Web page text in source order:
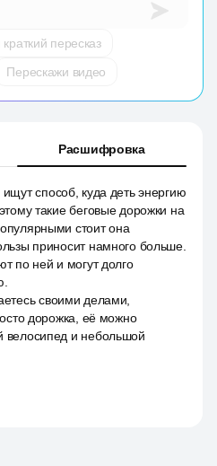
краткий пересказ
Перескажи видео
Расшифровка
способ, куда деть энергию
такие беговые дорожки на
стоит она
приносит намного больше.
по ней и могут долго
своими делами,
дорожка, её можно
велосипед и небольшой